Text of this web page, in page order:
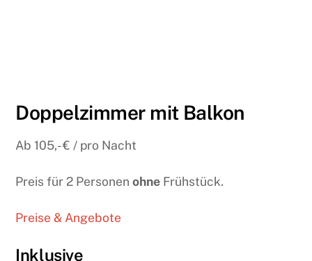
Doppelzimmer mit Balkon
Ab 105,- € / pro Nacht
Preis für 2 Personenohne Frühstück.
Preise & Angebote
Inklusive